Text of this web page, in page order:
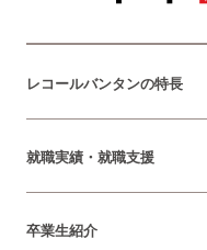
レコールバンタンの特長
就職実績・就職支援
卒業生紹介